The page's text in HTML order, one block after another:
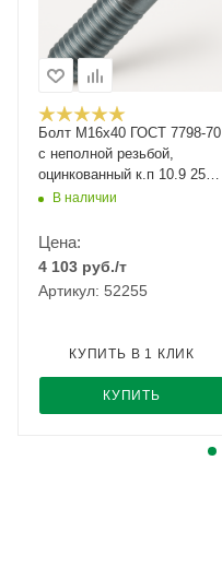
Болт М16x40 ГОСТ 7798-70
с неполной резьбой,
оцинкованный к.п 10.9 25кг
ОСПАЗ
В наличии
Цена:
4 103 руб./т
Артикул: 52255
КУПИТЬ
КУПИТЬ В 1 КЛИК